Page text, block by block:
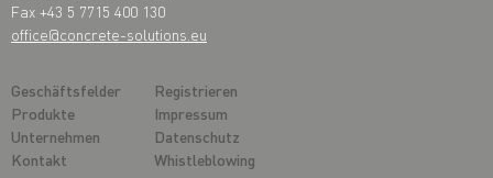
Fax +43 5 7715 400 130
office@concrete-solutions.eu
Geschäftsfelder
Produkte
Unternehmen
Kontakt
Registrieren
Impressum
Datenschutz
Whistleblowing